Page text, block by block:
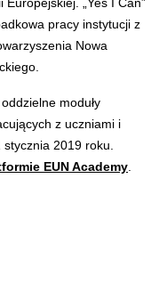
pracy instytucji z
Nowa
moduły
z uczniami i
2019 roku.
EUN Academy